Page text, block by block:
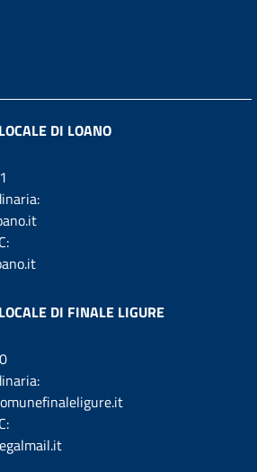
DI LOANO
DI FINALE LIGURE